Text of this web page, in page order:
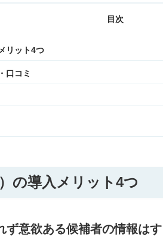
目次
リット4つ
口コミ
の導入メリット4つ
ず意欲ある候補者の情報は